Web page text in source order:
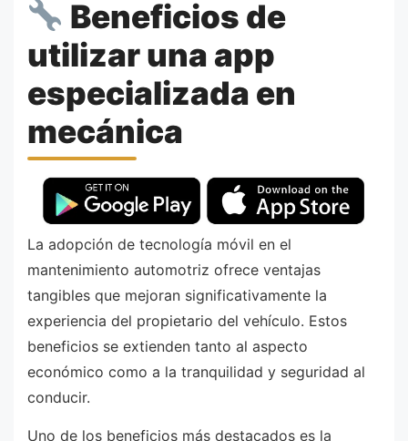
Beneficios de
utilizar una app
especializada en
mecánica
La adopción de tecnología móvil en el
mantenimiento automotriz ofrece ventajas
tangibles que mejoran significativamente la
experiencia del propietario del vehículo. Estos
beneficios se extienden tanto al aspecto
económico como a la tranquilidad y seguridad al
conducir.
Uno de los beneficios más destacados es la